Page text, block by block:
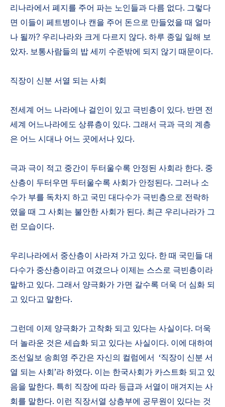
리나라에서 폐지를 주어 파는 노인들과 다름 없다. 그렇다
면 이들이 페트병이나 캔을 주어 돈으로 만들었을 때 얼마
나 될까? 우리나라와 크게 다르지 않다. 하루 종일 일해 보
았자. 보통사람들의 밥 세끼 수준밖에 되지 않기 때문이다.
직장이 신분 서열 되는 사회
전세계 어느 나라에나 걸인이 있고 극빈층이 있다. 반면 전
세계 어느나라에도 상류층이 있다. 그래서 극과 극의 계층
은 어느 시대나 어느 곳에서나 있다.
극과 극이 적고 중간이 두터울수록 안정된 사회라 한다. 중
산층이 두터우면 두터울수록 사회가 안정된다. 그러나 소
수가 부를 독차지 하고 국민 대다수가 극빈층으로 전락하
였을 때 그 사회는 불안한 사회가 된다. 최근 우리나라가 그
런 모습이다.
우리나라에서 중산층이 사라져 가고 있다. 한 때 국민들 대
다수가 중산층이라고 여겼으나 이제는 스스로 극빈층이라
말하고 있다. 그래서 양극화가 가면 갈수록 더욱 더 심화 되
고 있다고 말한다.
그런데 이제 양극화가 고착화 되고 있다는 사실이다. 더욱
더 놀라운 것은 세습화 되고 있다는 사실이다. 이에 대하여
조선일보 송희영 주간은 자신의 컬럼에서 ‘직장이 신분 서
열 되는 사회’라 하였다. 이는 한국사회가 카스트화 되고 있
음을 말한다. 특히 직장에 따라 등급과 서열이 매겨지는 사
회를 말한다. 이런 직장서열 상층부에 공무원이 있다는 것